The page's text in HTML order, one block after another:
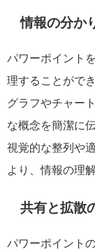
情報の分か
パワーポイント
理することができ
グラフやチャー
な概念を簡潔に
視覚的な整列や
より、情報の理
共有と拡散
パワーポイント